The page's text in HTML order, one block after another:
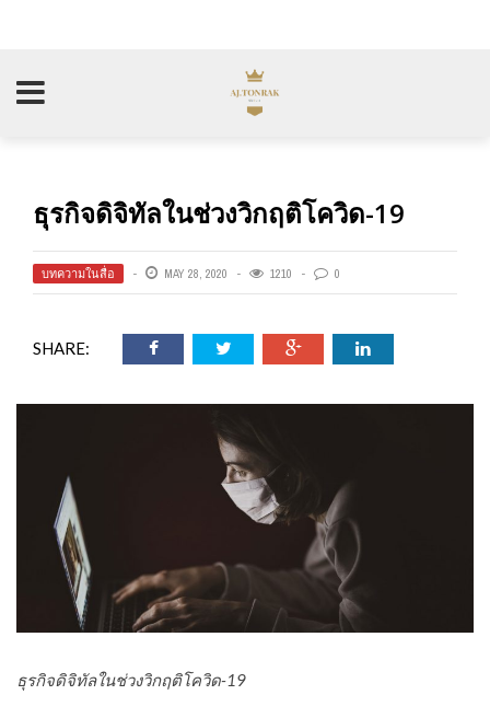
ธุรกิจดิจิทัลในช่วงวิกฤติโควิด-19
บทความในสื่อ MAY 28, 2020 1210 0
SHARE:
ธุรกิจดิจิทัลในช่วงวิกฤติโควิด-19